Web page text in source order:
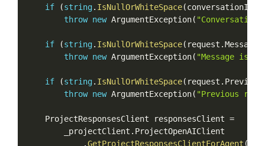
if
(string. IsNullOrWhiteSpace(conversationId
throw new ArgumentException(
if (string. IsNullOrWhiteSpace( request .Message
throw new ArgumentException( "Message is
if (string. IsNullOrWhiteSpace( request .
throw new ArgumentException( "Previous
    ProjectResponsesClient responsesClient
=
        _projectClient
. ProjectOpenAIClient
.GetProjectResponsesClientForAgent (